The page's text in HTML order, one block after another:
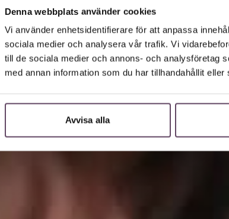
Denna webbplats använder cookies
Vi använder enhetsidentifierare för att anpassa
sociala medier och analysera vår trafik. Vi
till de sociala medier och annons- och analysföretag
med annan information som du har tillhandahållit
Avvisa alla